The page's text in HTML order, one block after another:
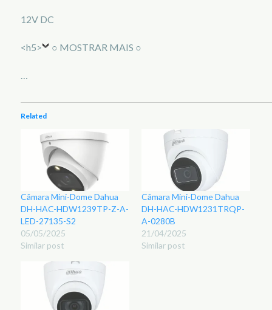
12V DC
<h5> ○ MOSTRAR MAIS ○
Related
Câmara Mini-Dome Dahua
DH-HAC-HDW1239TP-Z-A-
LED-27135-S2
05/05/2025
Similar post
Câmara Mini-Dome Dahua
DH-HAC-HDW1231TRQP-
A-0280B
21/04/2025
Similar post